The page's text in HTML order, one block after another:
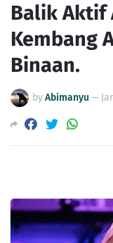
Balik Aktif
Kembang
Binaan.
byAbimanyu —